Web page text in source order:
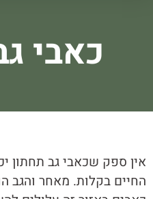
כאבי
אין ספק שכאבי גב תחתון
החיים בקלות. מאחר והגב